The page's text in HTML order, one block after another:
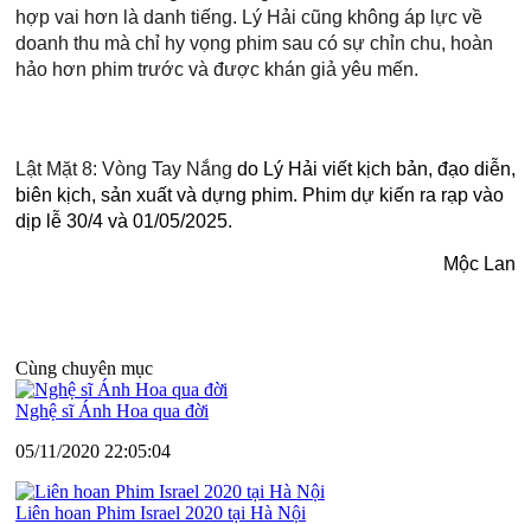
hợp vai hơn là danh tiếng. Lý Hải cũng không áp lực về
doanh thu mà chỉ hy vọng phim sau có sự chỉn chu, hoàn
hảo hơn phim trước và được khán giả yêu mến.
Lật Mặt 8: Vòng Tay Nắng do Lý Hải viết kịch bản, đạo diễn,
biên kịch, sản xuất và dựng phim. Phim dự kiến ra rạp vào
dịp lễ 30/4 và 01/05/2025.
Mộc Lan
Cùng chuyên mục
Nghệ sĩ Ánh Hoa qua đời
05/11/2020 22:05:04
Liên hoan Phim Israel 2020 tại Hà Nội